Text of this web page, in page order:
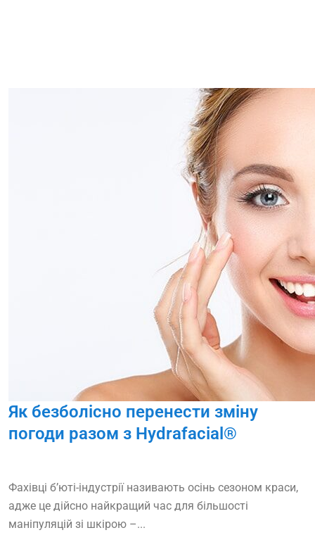
Як безболісно перенести зміну
погоди разом з Hydrafacial®
Фахівці б’юті-індустрії називають осінь сезоном краси,
адже це дійсно найкращий час для більшості
маніпуляцій зі шкірою –...